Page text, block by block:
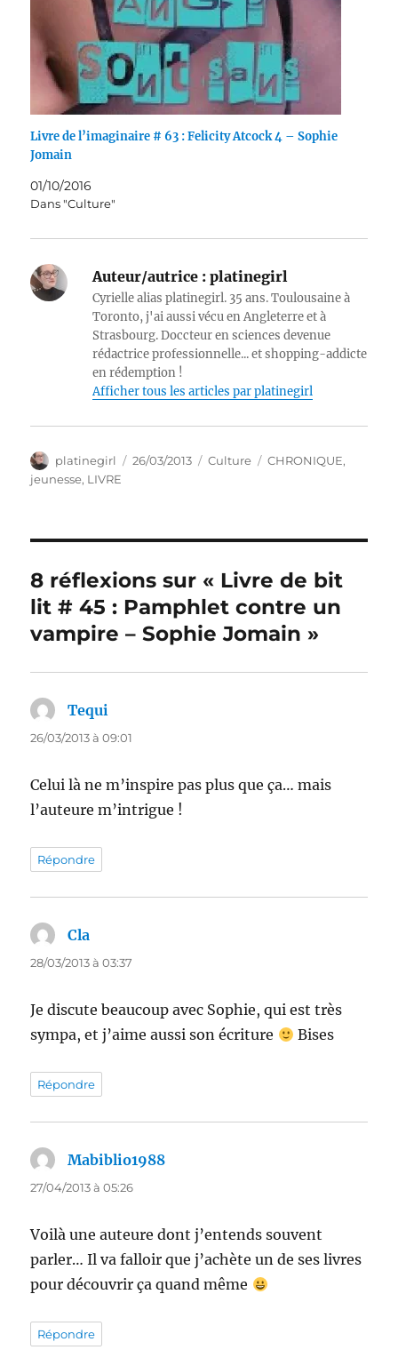
Livre de l’imaginaire # 63 : Felicity Atcock 4 – Sophie
Jomain
01/10/2016
Dans "Culture"
Auteur/autrice : platinegirl
Cyrielle alias platinegirl. 35 ans. Toulousaine à
Toronto, j'ai aussi vécu en Angleterre et à
Strasbourg. Doccteur en sciences devenue
rédactrice professionnelle... et shopping-addicte
en rédemption !
Afficher tous les articles par platinegirl
Auteur
platinegirl
Publié
26/03/2013 Catégories
Culture Étiquettes
CHRONIQUE,
jeunesse, LIVRE
8 réflexions sur « Livre de bit
lit # 45 : Pamphlet contre un
vampire – Sophie Jomain »
Tequi
26/03/2013 à 09:01
Celui là ne m’inspire pas plus que ça… mais
l’auteure m’intrigue !
Répondre
Cla
28/03/2013 à 03:37
Je discute beaucoup avec Sophie, qui est très
sympa, et j’aime aussi son écriture
Bises
Répondre
Mabiblio1988
27/04/2013 à 05:26
Voilà une auteure dont j’entends souvent
parler… Il va falloir que j’achète un de ses livres
pour découvrir ça quand même
Répondre